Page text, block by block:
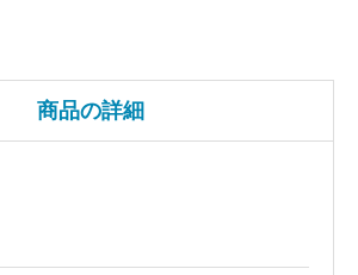
ン
ド
商品の詳細